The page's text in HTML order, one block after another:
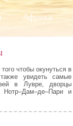
Африка
чтобы окунуться в
увидеть самые
в Лувре, дворцы
и